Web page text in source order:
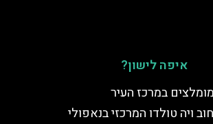
איפה לישון?
במרכז העיר
ויה טולדו המרכזי בנאפולי